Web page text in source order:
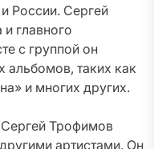
России. Сергей
и главного
с группой он
таких как
и многих других.
Трофимов
артистами. Он